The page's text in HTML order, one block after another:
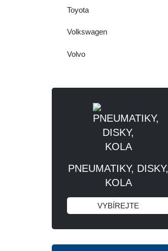
Toyota
Volkswagen
Volvo
PNEUMATIKY, DISKY,
KOLA
VYBÍREJTE